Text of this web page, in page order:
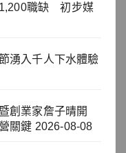
1,200職缺 初步媒
湧入千人下水體驗
創業家詹子晴開
關鍵 2026-08-08